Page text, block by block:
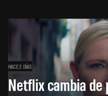
HACE 2 DÍAS
Netflix cambia de